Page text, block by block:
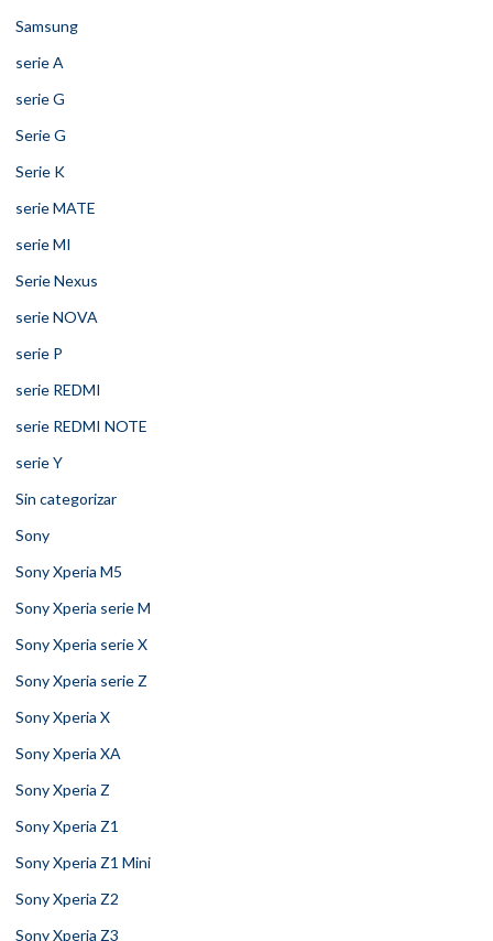
Samsung
serie A
serie G
Serie G
Serie K
serie MATE
serie MI
Serie Nexus
serie NOVA
serie P
serie REDMI
serie REDMI NOTE
serie Y
Sin categorizar
Sony
Sony Xperia M5
Sony Xperia serie M
Sony Xperia serie X
Sony Xperia serie Z
Sony Xperia X
Sony Xperia XA
Sony Xperia Z
Sony Xperia Z1
Sony Xperia Z1 Mini
Sony Xperia Z2
Sony Xperia Z3